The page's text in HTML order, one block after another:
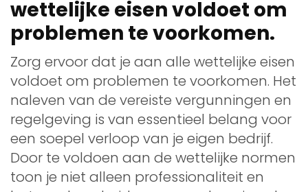
wettelijke eisen voldoet om
problemen te voorkomen.
Zorg ervoor dat je aan alle wettelijke eisen
voldoet om problemen te voorkomen. Het
naleven van de vereiste vergunningen en
regelgeving is van essentieel belang voor
een soepel verloop van je eigen bedrijf.
Door te voldoen aan de wettelijke normen
toon je niet alleen professionaliteit en